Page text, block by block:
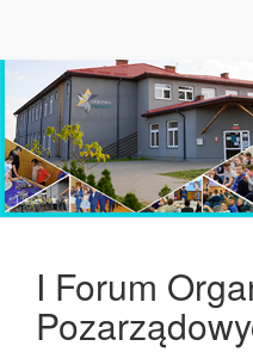
I Forum